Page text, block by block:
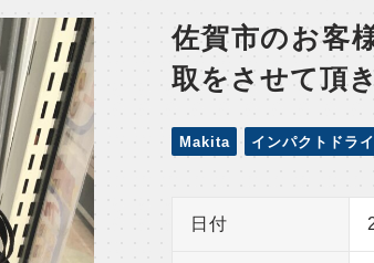
佐賀市のお客
取をさせて頂
Makita インパクトドラ
日付